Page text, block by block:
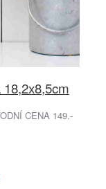
CENA 149.-